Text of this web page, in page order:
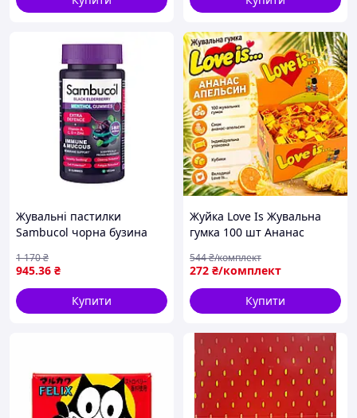
Жувальні пастилки
Sambucol чорна бузина
(941619)
945.36 ₴
1 170₴
Купити
Жуйка Love Is Жувальна
гумка 100 шт Ананас
з вкладишами Кубики
Індивідуальна упаковка
Фруктова жуйка
272 ₴/комплект
544₴/комплект
Купити